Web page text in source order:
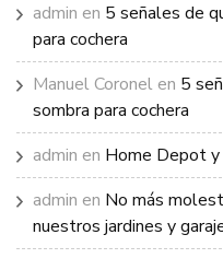
admin en 5 señales de
para cochera
Manuel Coronel en 5
sombra para cochera
admin en Home Depot y
admin en No más
nuestros jardines y